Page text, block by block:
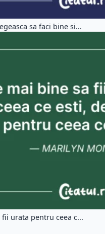
sa faci bine si...
fii urata pentru ceea c...